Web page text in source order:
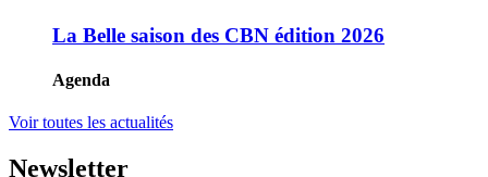
La Belle saison des CBN édition 2026
Agenda
Voir toutes les actualités
Newsletter